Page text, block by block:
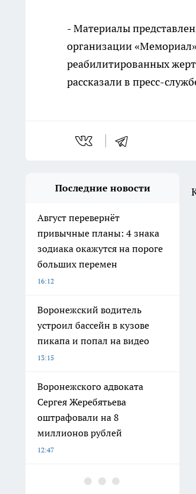
- Материалы
организации
реабилитированных
рассказали в пресс-
Последние новости
Август перевернёт
привычные планы: 4 знака
зодиака окажутся на пороге
больших перемен
16:12
Воронежский водитель
устроил бассейн в кузове
пикапа и попал на видео
13:15
Воронежского адвоката
Сергея Жеребятьева
оштрафовали на 8
миллионов рублей
12:47
Мыла холодильник каждую